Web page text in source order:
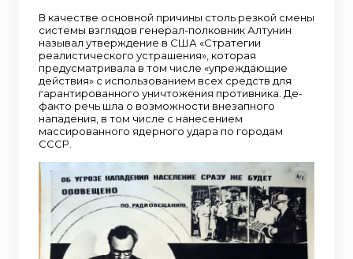
В качестве основной причины столь резкой смены
системы взглядов генерал-полковник Алтунин
называл утверждение в США «Стратегии
реалистического устрашения», которая
предусматривала в том числе «упреждающие
действия» с использованием всех средств для
гарантированного уничтожения противника. Де-
факто речь шла о возможности внезапного
нападения, в том числе с нанесением
массированного ядерного удара по городам
СССР.